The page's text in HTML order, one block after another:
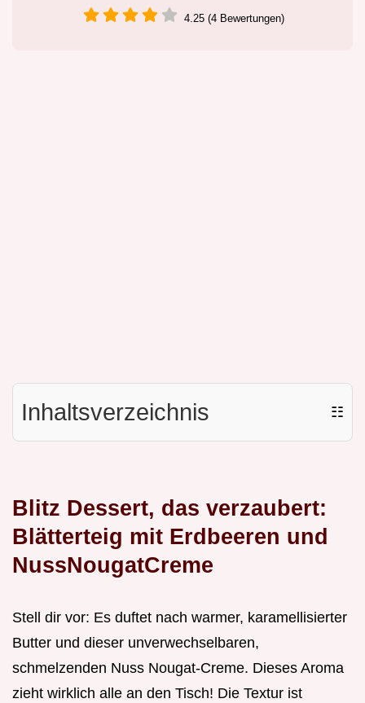
4.25 (4 Bewertungen)
Inhaltsverzeichnis ☷
Blitz Dessert, das verzaubert:
Blätterteig mit Erdbeeren und
NussNougatCreme
Stell dir vor: Es duftet nach warmer, karamellisierter
Butter und dieser unverwechselbaren,
schmelzenden Nuss Nougat-Creme. Dieses Aroma
zieht wirklich alle an den Tisch! Die Textur ist